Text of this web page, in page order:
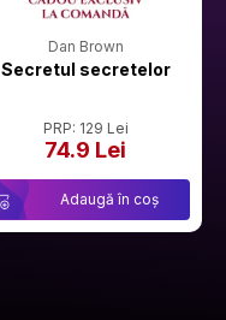
Dan Brown
Secretul secretelor
PRP: 129 Lei
74.9 Lei
Adaugă în coș